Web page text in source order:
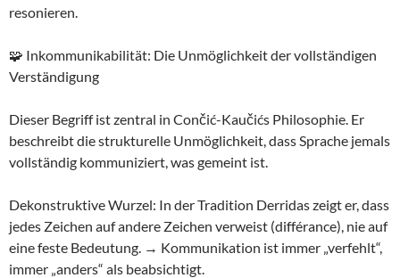
resonieren.
🧩 Inkommunikabilität: Die Unmöglichkeit der vollständigen
Verständigung
Dieser Begriff ist zentral in Cončić-Kaučićs Philosophie. Er
beschreibt die strukturelle Unmöglichkeit, dass Sprache jemals
vollständig kommuniziert, was gemeint ist.
Dekonstruktive Wurzel: In der Tradition Derridas zeigt er, dass
jedes Zeichen auf andere Zeichen verweist (différance), nie auf
eine feste Bedeutung. → Kommunikation ist immer „verfehlt“,
immer „anders“ als beabsichtigt.